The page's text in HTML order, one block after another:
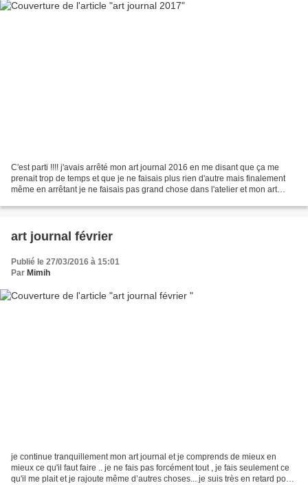
C'est parti !!!! j'avais arrêté mon art journal 2016 en me disant que ça me
prenait trop de temps et que je ne faisais plus rien d'autre mais finalement
même en arrêtant je ne faisais pas grand chose dans l'atelier et mon art
art journal février
Publié le 27/03/2016 à 15:01
Par Mimih
je continue tranquillement mon art journal et je comprends de mieux en
mieux ce qu'il faut faire .. je ne fais pas forcément tout , je fais seulement ce
qu'il me plait et je rajoute même d’autres choses... je suis très en retard pour